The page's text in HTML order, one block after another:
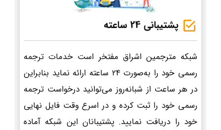
پشتیبانی 24 ساعته
شبکه مترجمین اشراق مفتخر است خدمات ترجمه
رسمی خود را به‌صورت 24 ساعته ارائه نماید بنابراین
در هر ساعت از شبانه‌روز می‌توانید درخواست ترجمه
رسمی خود را ثبت کرده و در اسرع وقت فایل نهایی
خود را دریافت نمایید. پشتیبانان این شبکه آماده